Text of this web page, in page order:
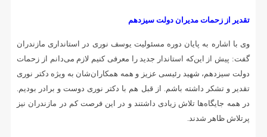
تقدیر از زحمات مدیران دولت سیزدهم
وی با اشاره به پایان دوره مسئولیت یوسف نوری در استانداری مازندران
گفت: پیش از این‌که استاندار جدید را معرفی کنیم لازم می‌دانم از زحمات
دولت سیزدهم، شهید رئیسی عزیز و همه همکاران‌شان به ویژه دکتر نوری
تقدیر و تشکر داشته باشم. از قبل هم با دکتر نوری دوست و برادر بودیم.
در همه جایگاه‌ها تلاش زیادی داشتند و در این فرصت کم در مازندران نیز
پرتلاش ظاهر شدند.